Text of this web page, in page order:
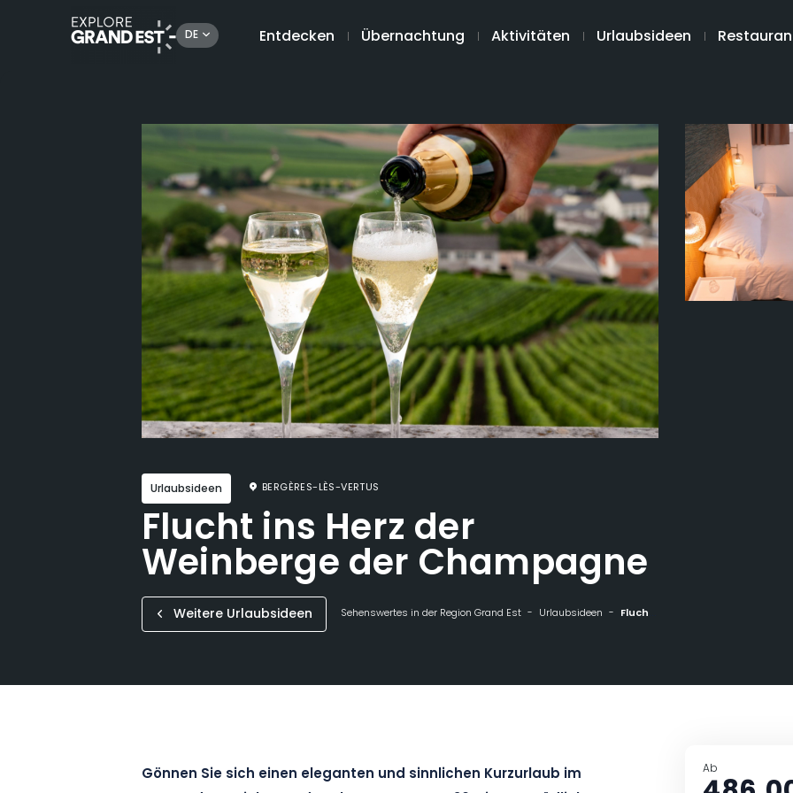
DE Entdecken Übernachtung Aktivitäten Urlaubsideen
Urlaubsideen BERGÈRES-LÈS-VERTUS
Flucht ins Herz der
Weinberge der Champagne
Weitere Urlaubsideen Sehenswertes in der Region Grand Est Urlaubsideen Flucht ins Herz der Weinberge der Champagne
Gönnen Sie sich einen eleganten und sinnlichen Kurzurlaub im
Ab